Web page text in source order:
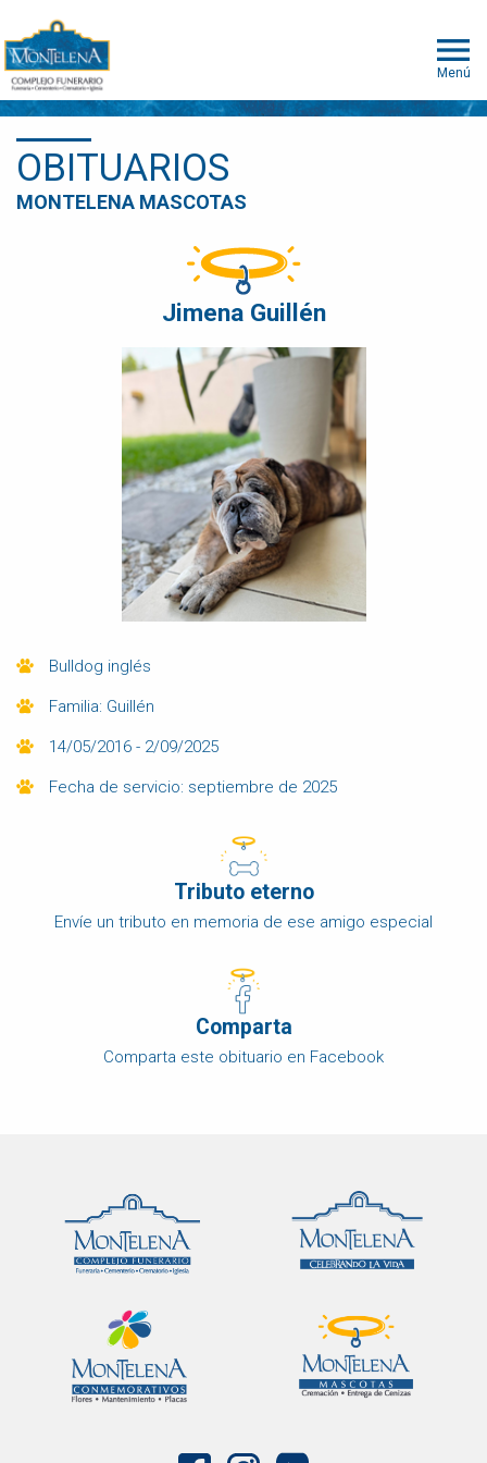
Menú
OBITUARIOS
MONTELENA MASCOTAS
Jimena Guillén
Bulldog inglés
Familia: Guillén
14/05/2016 - 2/09/2025
Fecha de servicio: septiembre de 2025
Tributo eterno
Envíe un tributo en memoria de ese amigo especial
Comparta
Comparta este obituario en Facebook